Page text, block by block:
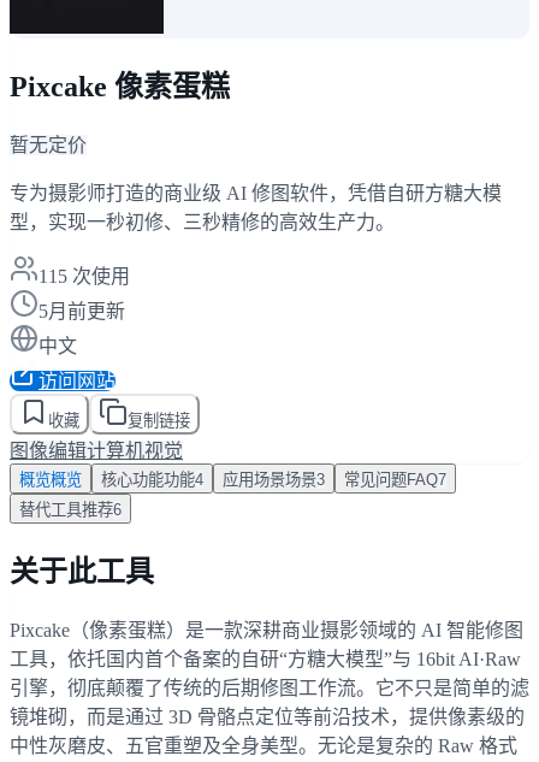
Pixcake 像素蛋糕
暂无定价
专为摄影师打造的商业级 AI 修图软件，凭借自研方糖大模
型，实现一秒初修、三秒精修的高效生产力。
115 次使用
5月前更新
中文
访问网站
收藏 复制链接
图像编辑计算机视觉
概览概览 核心功能功能4 应用场景场景3 常见问题 FAQ7
替代工具推荐6
关于此工具
Pixcake（像素蛋糕）是一款深耕商业摄影领域的 AI 智能修图
工具，依托国内首个备案的自研“方糖大模型”与 16bit AI·Raw
引擎，彻底颠覆了传统的后期修图工作流。它不只是简单的滤
镜堆砌，而是通过 3D 骨骼点定位等前沿技术，提供像素级的
中性灰磨皮、五官重塑及全身美型。无论是复杂的 Raw 格式